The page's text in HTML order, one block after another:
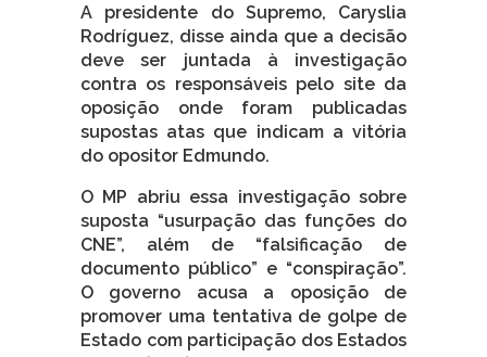
A presidente do Supremo, Caryslia
Rodríguez, disse ainda que a decisão
deve ser juntada à investigação
contra os responsáveis pelo site da
oposição onde foram publicadas
supostas atas que indicam a vitória
do opositor Edmundo.
O MP abriu essa investigação sobre
suposta “usurpação das funções do
CNE”, além de “falsificação de
documento público” e “conspiração”.
O governo acusa a oposição de
promover uma tentativa de golpe de
Estado com participação dos Estados